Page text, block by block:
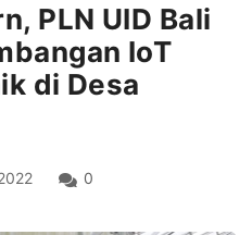
PLN UID Bali
IoT
di Desa
0